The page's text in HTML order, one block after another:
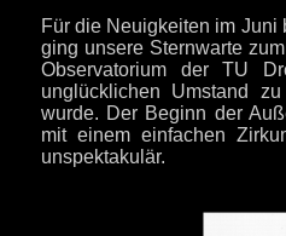
Für die Neuigkeiten im Juni
ging unsere Sternwarte
Observatorium der TU
unglücklichen Umstand
wurde. Der Beginn der
mit einem einfachen
unspektakulär.